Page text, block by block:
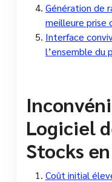
Génération de
meilleure prise
Interface
l’ensemble du
Logiciel
Stocks
Coût initial